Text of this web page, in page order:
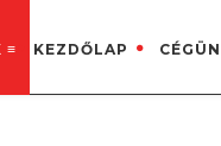
≡ KEZDŐLAP